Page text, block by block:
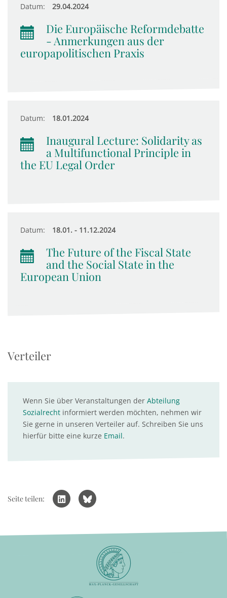
Datum: 29.04.2024
Die Europäische Reformdebatte
- Anmerkungen aus der
europapolitischen Praxis
Datum: 18.01.2024
Inaugural Lecture: Solidarity as
a Multifunctional Principle in
the EU Legal Order
Datum: 18.01. - 11.12.2024
The Future of the Fiscal State
and the Social State in the
European Union
Verteiler
Wenn Sie über Veranstaltungen der Abteilung
Sozialrecht informiert werden möchten, nehmen wir
Sie gerne in unseren Verteiler auf. Schreiben Sie uns
hierfür bitte eine kurze Email.
Seite teilen: